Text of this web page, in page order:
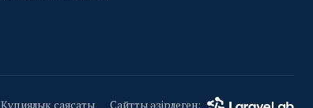
Құпиялық саясаты Сайтты әзірлеген: